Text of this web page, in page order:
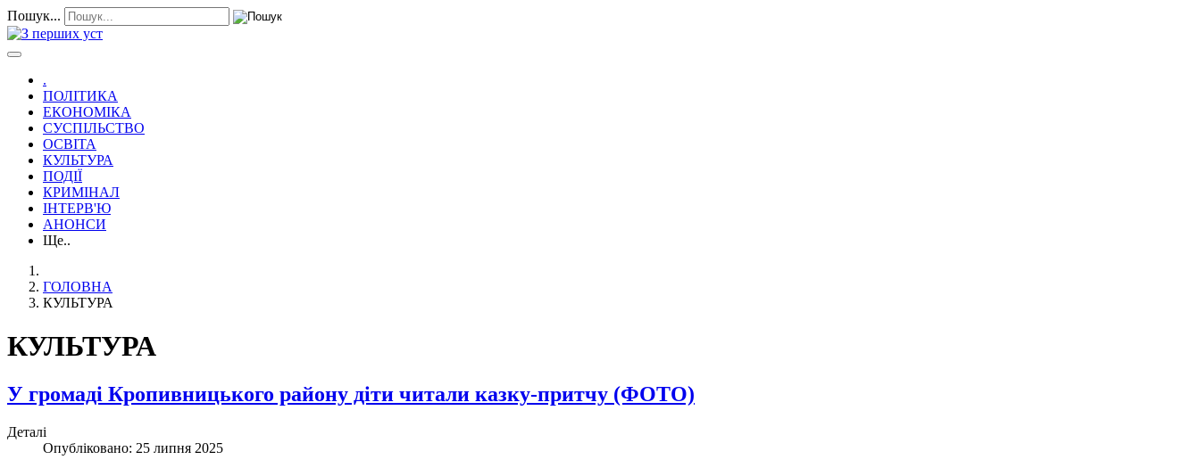
Пошук...
.
ПОЛІТИКА
ЕКОНОМІКА
СУСПІЛЬСТВО
ОСВІТА
КУЛЬТУРА
ПОДІЇ
КРИМІНАЛ
ІНТЕРВ'Ю
АНОНСИ
Ще..
ГОЛОВНА
КУЛЬТУРА
КУЛЬТУРА
У громаді Кропивницького району діти читали казку-притчу (ФОТО)
Деталі
Опубліковано: 25 липня 2025